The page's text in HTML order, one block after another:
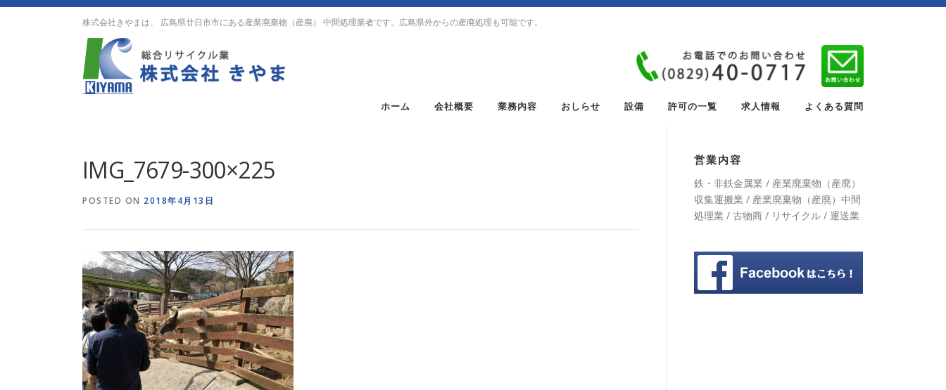
株式会社きやまは、 広島県廿日市市にある産業廃棄物（産廃） 中間処理業者です。広島県外からの産廃処理も可能です。
ホーム 会社概要 業務内容 おしらせ 設備 許可の一覧 求人情報 よくある質問
IMG_7679-300×225
POSTED ON 2018年4月13日
営業内容
鉄・非鉄金属業 / 産業廃棄物（産廃）
収集運搬業 / 産業廃棄物（産廃）中間
処理業 / 古物商 / リサイクル / 運送業